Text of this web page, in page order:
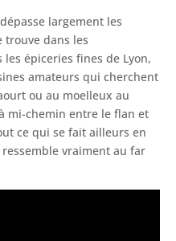
dépasse largement les
trouve dans les
épiceries fines de Lyon,
amateurs qui cherchent
ou au moelleux au
mi-chemin entre le flan et
ce qui se fait ailleurs en
ressemble vraiment au far